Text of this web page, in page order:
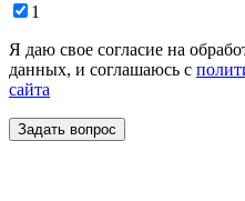
1
Я даю свое согласие на
данных, и соглашаюсь с
сайта
Задать вопрос